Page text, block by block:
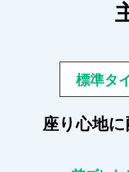
標準タ
座り心地